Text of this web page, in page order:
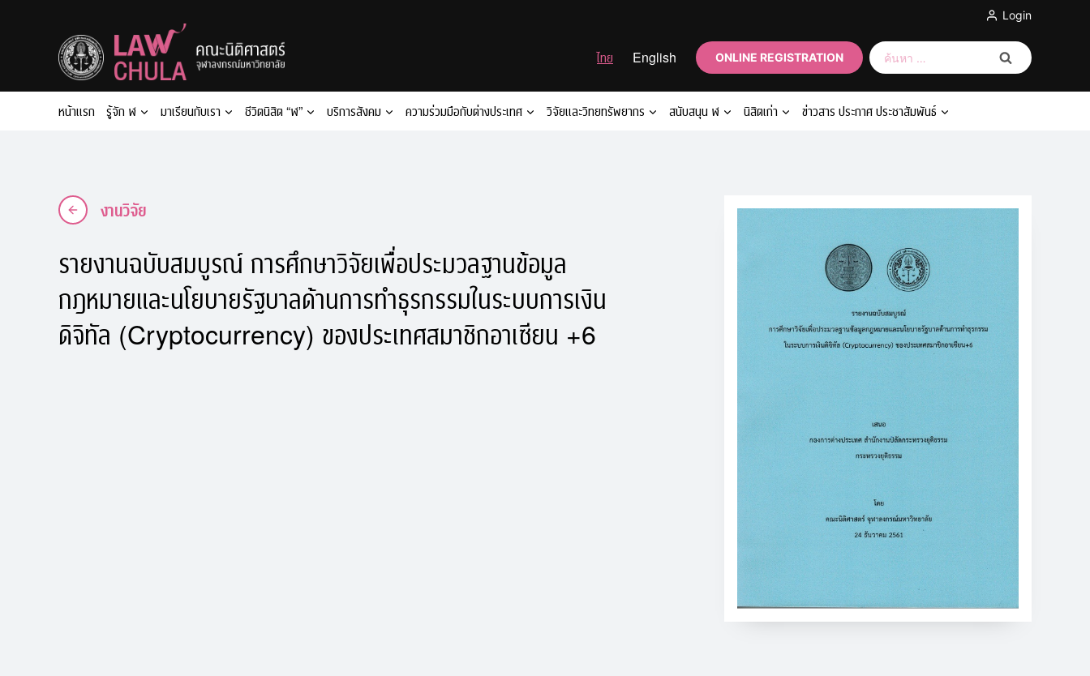
Login
ไทย English ONLINE REGISTRATION
ค้นหา
สำหรับ:
หน้าแรก รู้จัก ฬ มาเรียนกับเรา ชีวิตนิสิต “ฬ” บริการสังคม ความร่วมมือกับต่างประเทศ วิจัยและวิทยทรัพยากร สนับสนุน ฬ นิสิตเก่า ข่าวสาร ประกาศ ประชาสัมพันธ์
งานวิจัย
รายงานฉบับสมบูรณ์ การศึกษาวิจัยเพื่อประมวลฐานข้อมูล
กฎหมายและนโยบายรัฐบาลด้านการทำธุรกรรมในระบบการเงิน
ดิจิทัล (Cryptocurrency) ของประเทศสมาชิกอาเซียน +6